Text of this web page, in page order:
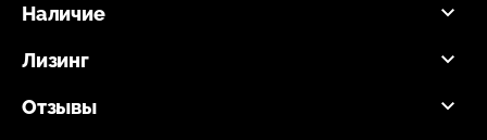
Наличие
Лизинг
Отзывы